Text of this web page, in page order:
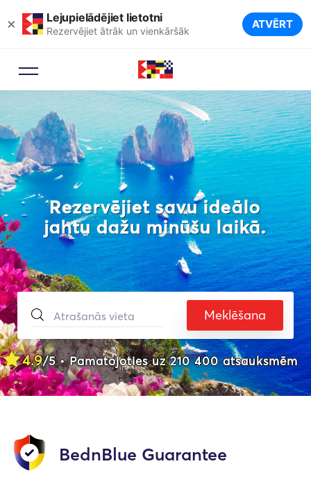
× Lejupielādējiet lietotni
Rezervējiet ātrāk un vienkāršāk ATVĒRT
Rezervējiet savu ideālo
jahtu dažu minūšu laikā.
Meklēšana
4.9/5 • Pamatojoties uz 210 400 atsauksmēm
BednBlue Guarantee